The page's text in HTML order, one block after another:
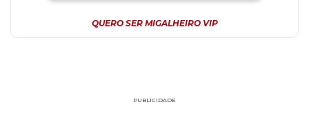
QUERO SER MIGALHEIRO VIP
PUBLICIDADE